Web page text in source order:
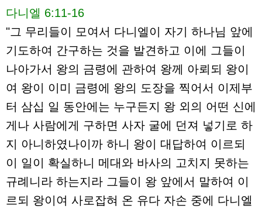
다니엘 6:11-16
"그 무리들이 모여서 다니엘이 자기 하나님 앞에
기도하여 간구하는 것을 발견하고 이에 그들이
나아가서 왕의 금령에 관하여 왕께 아뢰되 왕이
여 왕이 이미 금령에 왕의 도장을 찍어서 이제부
터 삼십 일 동안에는 누구든지 왕 외의 어떤 신에
게나 사람에게 구하면 사자 굴에 던져 넣기로 하
지 아니하였나이까 하니 왕이 대답하여 이르되
이 일이 확실하니 메대와 바사의 고치지 못하는
규례니라 하는지라 그들이 왕 앞에서 말하여 이
르되 왕이여 사로잡혀 온 유다 자손 중에 다니엘